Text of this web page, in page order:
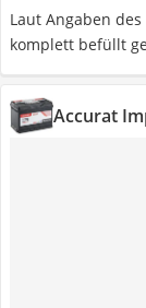
Laut Angaben
komplett befüllt
Accurat